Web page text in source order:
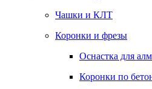
Чашки и КЛТ
Коронки и фрезы
Оснастка для
Коронки по